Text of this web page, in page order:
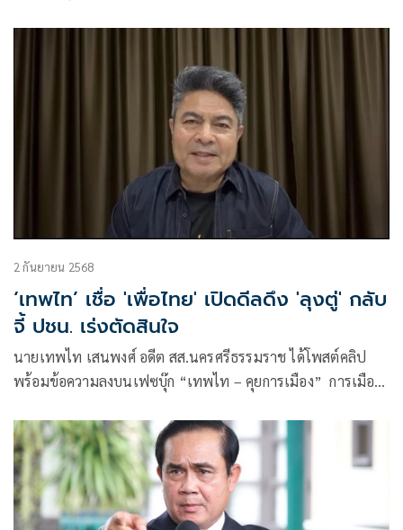
2 กันยายน 2568
‘เทพไท’ เชื่อ 'เพื่อไทย' เปิดดีลดึง 'ลุงตู่' กลับ
จี้ ปชน. เร่งตัดสินใจ
นายเทพไท เสนพงศ์ อดีต สส.นครศรีธรรมราช ได้โพสต์คลิป
พร้อมข้อความลงบนเฟซบุ๊ก “เทพไท – คุยการเมือง” การเมือง